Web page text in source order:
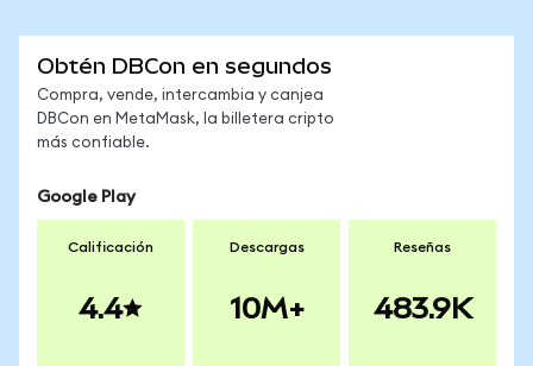
Obtén DBCon en segundos
Compra, vende, intercambia y canjea
DBCon en MetaMask, la billetera cripto
más confiable.
Google Play
Calificación
4.4
Descargas
10M+
Reseñas
483.9K